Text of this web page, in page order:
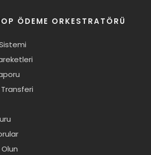
ÖDEME ORKESTRATÖRÜ